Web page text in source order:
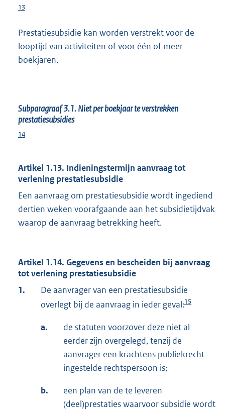
13
Prestatiesubsidie kan worden verstrekt voor de
looptijd van activiteiten of voor één of meer
boekjaren.
Subparagraaf 3.1. Niet per boekjaar te verstrekken
prestatiesubsidies
14
Artikel 1.13. Indieningstermijn aanvraag tot
verlening prestatiesubsidie
Een aanvraag om prestatiesubsidie wordt ingediend
dertien weken voorafgaande aan het subsidietijdvak
waarop de aanvraag betrekking heeft.
Artikel 1.14. Gegevens en bescheiden bij aanvraag
tot verlening prestatiesubsidie
1.
De aanvrager van een prestatiesubsidie
overlegt bij de aanvraag in ieder geval:15
a.
de statuten voorzover deze niet al
eerder zijn overgelegd, tenzij de
aanvrager een krachtens publiekrecht
ingestelde rechtspersoon is;
b.
een plan van de te leveren
(deel)prestaties waarvoor subsidie wordt